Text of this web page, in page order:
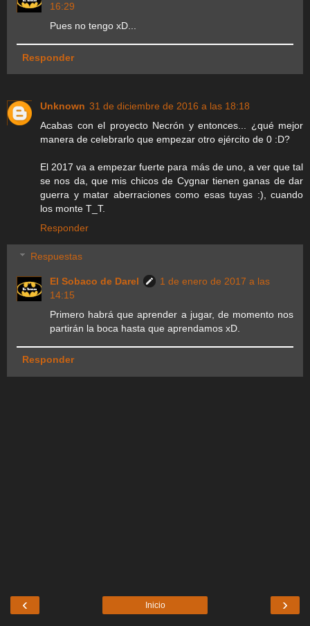
16:29
Pues no tengo xD...
Responder
Unknown 31 de diciembre de 2016 a las 18:18
Acabas con el proyecto Necrón y entonces... ¿qué mejor
manera de celebrarlo que empezar otro ejército de 0 :D?
El 2017 va a empezar fuerte para más de uno, a ver que tal
se nos da, que mis chicos de Cygnar tienen ganas de dar
guerra y matar aberraciones como esas tuyas :), cuando
los monte T_T.
Responder
Respuestas
El Sobaco de Darel
1 de enero de 2017 a las
14:15
Primero habrá que aprender a jugar, de momento nos
partirán la boca hasta que aprendamos xD.
Responder
‹ ›
Inicio